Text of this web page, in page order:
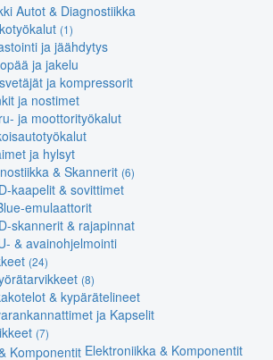
Autot & Diagnostiikka
(1)
ja jäähdytys
ja jakelu
ja kompressorit
ja nostimet
ja moottorityökalut
ja hylsyt
& Skannerit (6)
kaapelit & sovittimet
emulaattorit
skannerit & rajapinnat
& avainohjelmointi
(24)
(8)
& kypärätelineet
ja Kapselit
(7)
Elektroniikka & Komponentit